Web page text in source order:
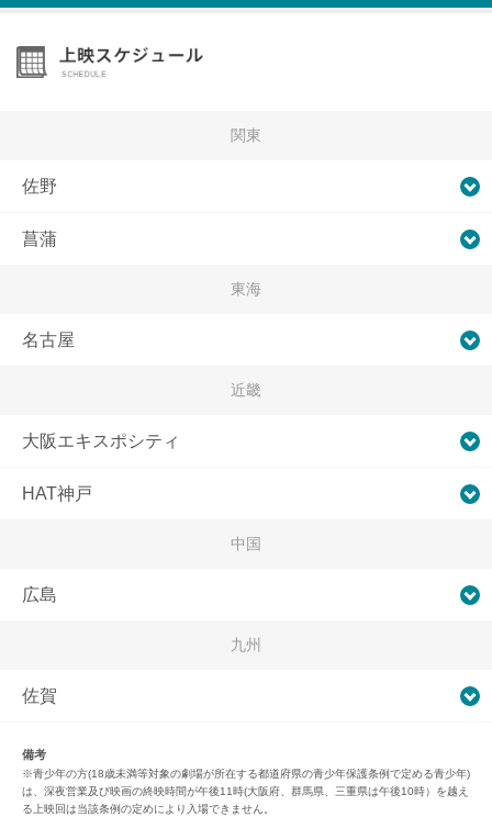
関東
佐野
菖蒲
東海
名古屋
近畿
大阪エキスポシティ
HAT神戸
中国
広島
九州
佐賀
備考
※青少年の方(18歳未満等対象の劇場が所在する都道府県の青少年保護条例で定める青少年)
は、深夜営業及び映画の終映時間が午後11時(大阪府、群馬県、三重県は午後10時）を越え
る上映回は当該条例の定めにより入場できません。